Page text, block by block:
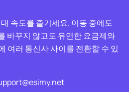
속도를 즐기세요. 이동 중에도
바꾸지 않고도 유연한 요금제와
여러 통신사 사이를 전환할 수 있